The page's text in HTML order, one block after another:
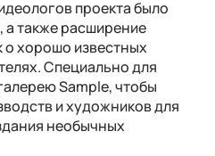
проекта было
также расширение
о хорошо известных
Специально для
Sample, чтобы
и художников для
необычных